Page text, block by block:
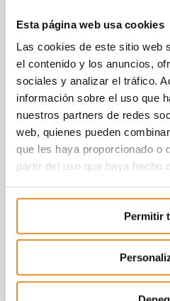
Esta página web usa cookies
Las cookies de este sitio web
el contenido y los anuncios,
sociales y analizar el tráfico.
información sobre el uso que
nuestros partners de redes
web, quienes pueden
que les haya proporcionado o
partir del uso que haya hecho
Permitir